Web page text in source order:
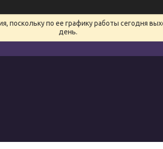
поскольку по ее графику работы сегодня
день.